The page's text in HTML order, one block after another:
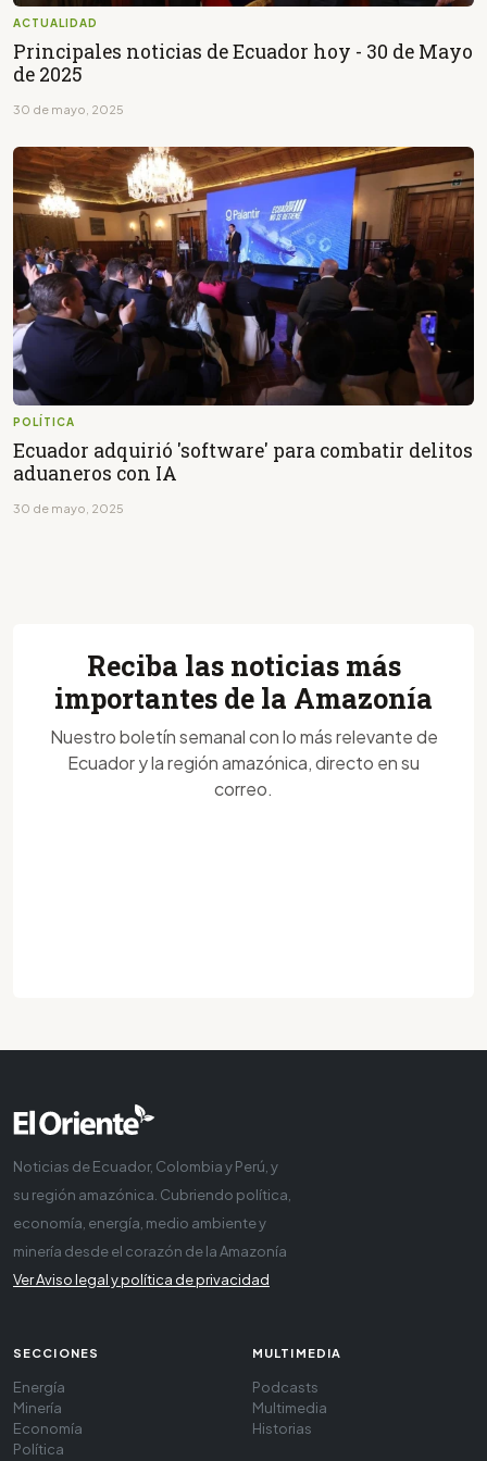
ACTUALIDAD
Principales noticias de Ecuador hoy - 30 de Mayo
de 2025
30 de mayo, 2025
POLÍTICA
Ecuador adquirió 'software' para combatir delitos
aduaneros con IA
30 de mayo, 2025
Reciba las noticias más
importantes de la Amazonía
Nuestro boletín semanal con lo más relevante de
Ecuador y la región amazónica, directo en su
correo.
Noticias de Ecuador, Colombia y Perú, y
su región amazónica. Cubriendo política,
economía, energía, medio ambiente y
minería desde el corazón de la Amazonía
Ver Aviso legal y política de privacidad
SECCIONES
Energía
Minería
Economía
Política
MULTIMEDIA
Podcasts
Multimedia
Historias